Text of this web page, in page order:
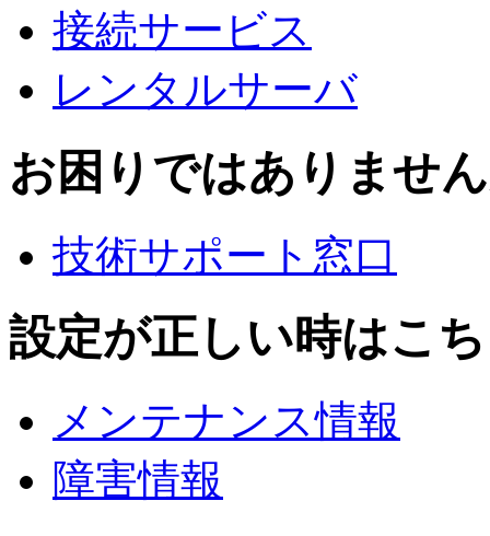
接続サービス
レンタルサーバ
お困りではありませ
技術サポート窓口
設定が正しい時はこ
メンテナンス情報
障害情報